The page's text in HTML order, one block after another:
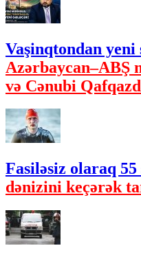
Vaşinqtondan yeni
Azərbaycan–ABŞ
və Cənubi
Fasiləsiz olaraq 55
dənizini keçərək